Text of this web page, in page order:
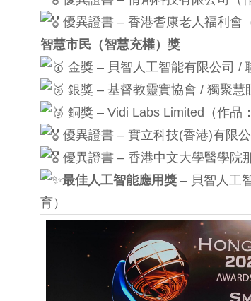
優異證書 – 香港耆康老人福利會
智慧市民（智慧充權）獎
金獎 – 貝智人工智能有限公司 /
銀獎 – 基督教靈實協會 / 獨聚慧
銅獎 – Vidi Labs Limited（作品
優異證書 – 實立科技(香港)有限
優異證書 – 香港中文大學醫學院
最佳人工智能應用獎 – 貝智人工
育）